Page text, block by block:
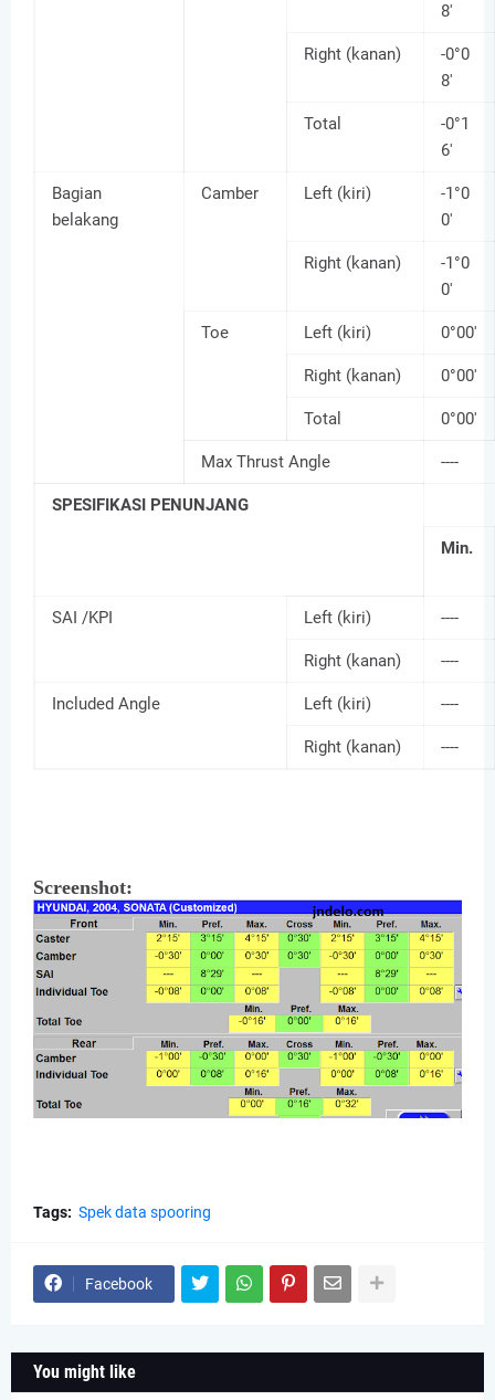
8'
Right (kanan)
-0°0
8'
Total
-0°1
6'
Bagian
belakang
Camber Left (kiri)
-1°0
0'
Right (kanan)
-1°0
0'
Toe Left (kiri) 0°00'
Right (kanan) 0°00'
Total 0°00'
Max Thrust Angle ----
SPESIFIKASI PENUNJANG
Min.
SAI /KPI Left (kiri) ----
Right (kanan) ----
Included Angle Left (kiri) ----
Right (kanan) ----
Screenshot:
Tags: Spek data spooring
Facebook
You might like